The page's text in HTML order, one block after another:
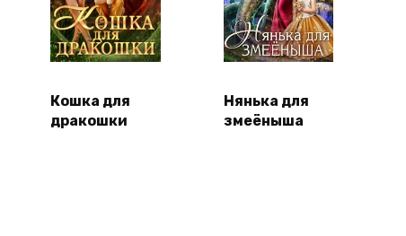
Кошка для
дракошки
Нянька для
змеёныша